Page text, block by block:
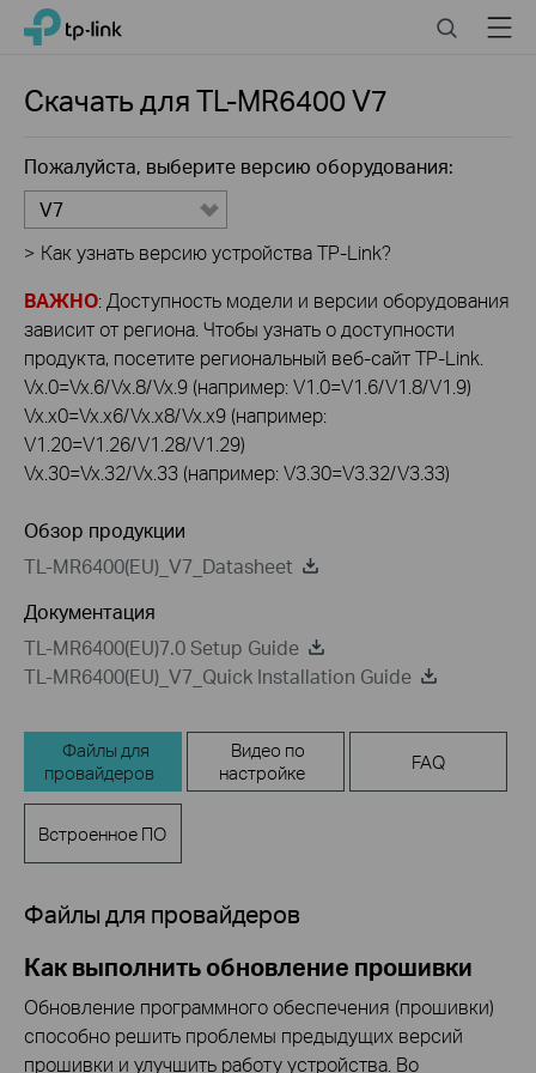
Click
navigation
TP-Link, Reliably Smart SearchMenu
Скачать дляTL-MR6400V7
Пожалуйста, выберите версию оборудования:
V7
> Как узнать версию устройства TP-Link?
ВАЖНО: Доступность модели и версии оборудования
зависит от региона. Чтобы узнать о доступности
продукта, посетите региональный веб-сайт TP-Link.
Vx.0=Vx.6/Vx.8/Vx.9 (например: V1.0=V1.6/V1.8/V1.9)
Vx.x0=Vx.x6/Vx.x8/Vx.x9 (например:
V1.20=V1.26/V1.28/V1.29)
Vx.30=Vx.32/Vx.33 (например: V3.30=V3.32/V3.33)
Обзор продукции
TL-MR6400(EU)_V7_Datasheet
Документация
TL-MR6400(EU)7.0 Setup Guide
TL-MR6400(EU)_V7_Quick Installation Guide
Файлы для
провайдеров
Видео по
настройке
FAQ
Встроенное ПО
Файлы для провайдеров
Как выполнить обновление прошивки
Обновление программного обеспечения (прошивки)
способно решить проблемы предыдущих версий
прошивки и улучшить работу устройства. Во